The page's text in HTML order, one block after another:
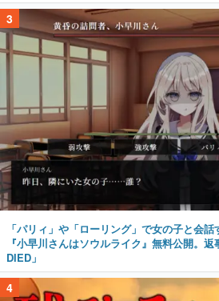
3
「パリィ」や「ローリング」で女の子と会
『小早川さんはソウルライク』無料公開。
DIED」
4